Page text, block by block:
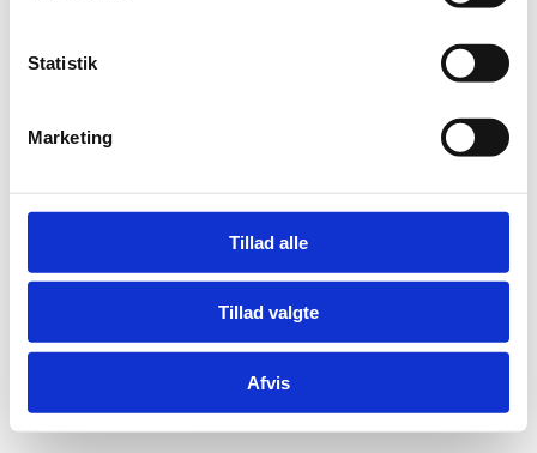
Statistik
Marketing
Tillad alle
Tillad valgte
Afvis